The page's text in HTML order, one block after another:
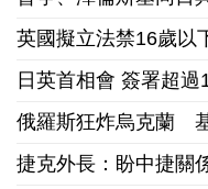
日英首相會 簽署超
俄羅斯狂炸烏克蘭
捷克外長：盼中捷關